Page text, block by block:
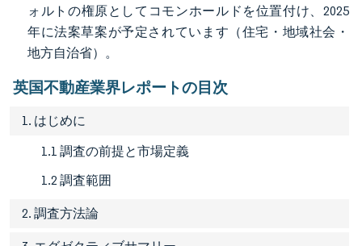
ォルトの権原としてコモンホールドを位置付け、2025
年に法案草案が予定されています（住宅・地域社会・
地方自治省）。
英国不動産業界レポートの目次
1. はじめに
1.1 調査の前提と市場定義
1.2 調査範囲
2. 調査方法論